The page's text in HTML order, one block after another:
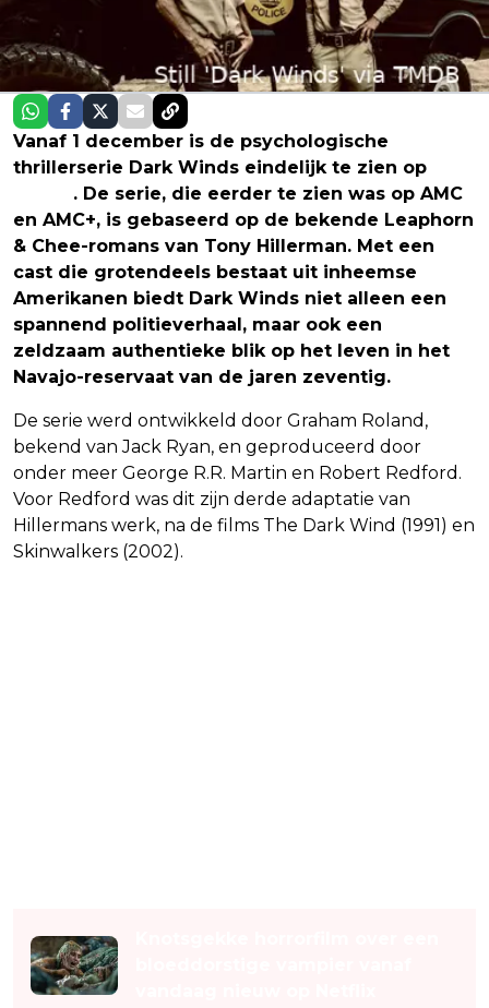
Vanaf 1 december is de psychologische
thrillerserie Dark Winds eindelijk te zien op
. De serie, die eerder te zien was op AMC
en AMC+, is gebaseerd op de bekende Leaphorn
& Chee-romans van Tony Hillerman. Met een
cast die grotendeels bestaat uit inheemse
Amerikanen biedt Dark Winds niet alleen een
spannend politieverhaal, maar ook een
zeldzaam authentieke blik op het leven in het
Navajo-reservaat van de jaren zeventig.
De serie werd ontwikkeld door Graham Roland,
bekend van Jack Ryan, en geproduceerd door
onder meer George R.R. Martin en Robert Redford.
Voor Redford was dit zijn derde adaptatie van
Hillermans werk, na de films The Dark Wind (1991) en
Skinwalkers (2002).